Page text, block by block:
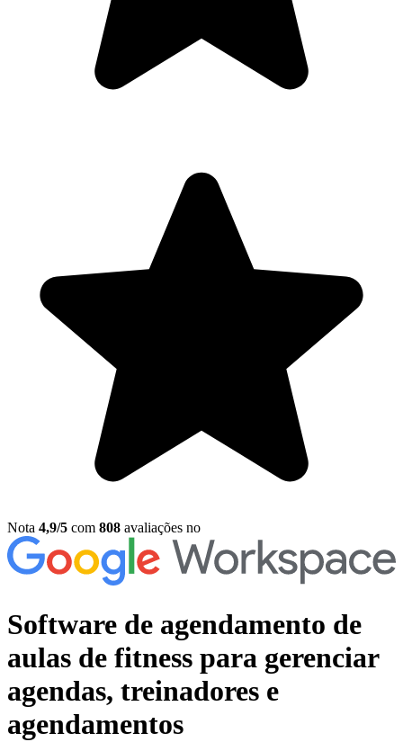
Nota 4,9/5 com 808 avaliações no
Software de agendamento de
aulas de fitness para gerenciar
agendas, treinadores e
agendamentos